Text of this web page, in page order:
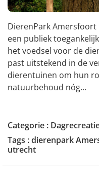
DierenPark
een publiek
het voedsel voor de
past uitstekend in de
dierentuinen om hun
natuurbehoud nóg...
Categorie :
Tags :dierenpark
utrecht